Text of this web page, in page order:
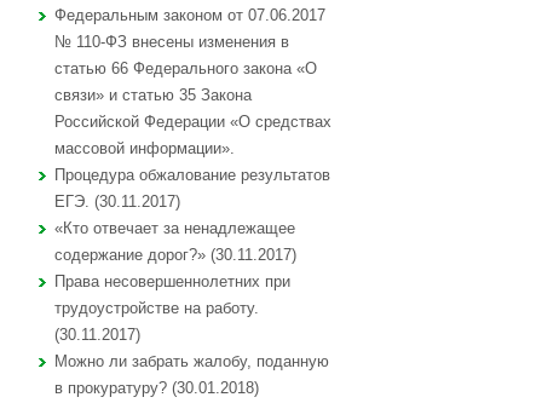
Федеральным законом от 07.06.2017
№ 110-ФЗ внесены изменения в
статью 66 Федерального закона «О
связи» и статью 35 Закона
Российской Федерации «О средствах
массовой информации».
Процедура обжалование результатов
ЕГЭ. (30.11.2017)
«Кто отвечает за ненадлежащее
содержание дорог?» (30.11.2017)
Права несовершеннолетних при
трудоустройстве на работу.
(30.11.2017)
Можно ли забрать жалобу, поданную
в прокуратуру? (30.01.2018)